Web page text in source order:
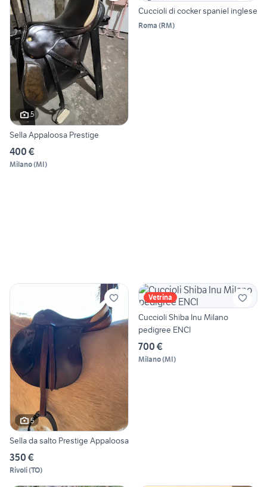
5
Sella Appaloosa Prestige
400 €
Milano(MI)
Cuccioli di cocker spaniel inglese
Roma (RM)
5
Sella da salto Prestige Appaloosa
350 €
Rivoli(TO)
Vetrina
Cuccioli Shiba Inu Milano
pedigree ENCI
700 €
Milano(MI)